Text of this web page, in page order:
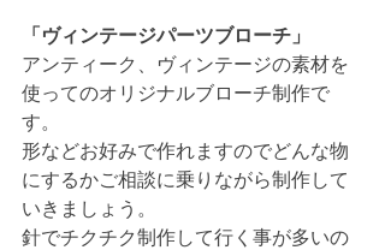
「ヴィンテージパーツブローチ」
アンティーク、ヴィンテージの素材を
使ってのオリジナルブローチ制作で
す。
形などお好みで作れますのでどんな物
にするかご相談に乗りながら制作して
いきましょう。
針でチクチク制作して行く事が多いの